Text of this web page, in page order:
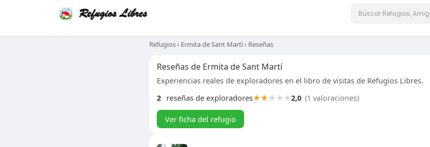
Refugios› Ermita de Sant Martí› Reseñas
Reseñas de Ermita de Sant Martí
Experiencias reales de exploradores en el libro de visitas de Refugios Libres.
2 reseñas de exploradores★★★★★2,0 (1 valoraciones)
Ver ficha del refugio